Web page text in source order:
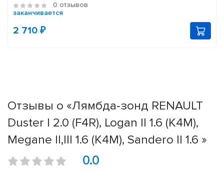
0 отзывов
заканчивается
2 710 ₽
Отзывы о «Лямбда-зонд RENAULT
Duster I 2.0 (F4R), Logan II 1.6 (K4M),
Megane II,III 1.6 (K4M), Sandero II 1.6 »
0.0